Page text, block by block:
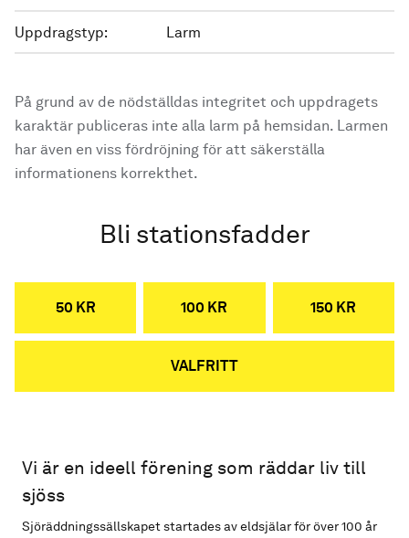
Uppdragstyp: Larm
På grund av de nödställdas integritet och uppdragets
karaktär publiceras inte alla larm på hemsidan. Larmen
har även en viss fördröjning för att säkerställa
informationens korrekthet.
Bli stationsfadder
50 KR 100 KR 150 KR
VALFRITT
Vi är en ideell förening som räddar liv till
sjöss
Sjöräddningssällskapet startades av eldsjälar för över 100 år